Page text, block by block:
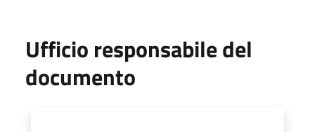
Ufficio responsabile del
documento